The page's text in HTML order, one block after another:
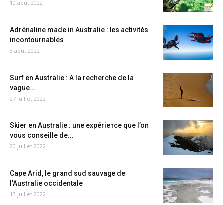
10 août 2022
Adrénaline made in Australie : les activités
incontournables
3 août 2022
Surf en Australie : A la recherche de la
vague...
27 juillet 2022
Skier en Australie : une expérience que l’on
vous conseille de...
20 juillet 2022
Cape Arid, le grand sud sauvage de
l’Australie occidentale
13 juillet 2022